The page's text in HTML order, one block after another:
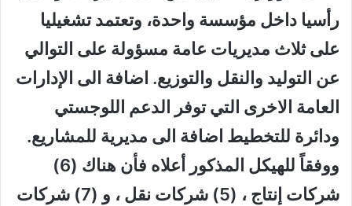
رأسيا داخل مؤسسة واحدة، وتعتمد تشغيليا
على ثلاث مديريات عامة مسؤولة على التوالي
عن التوليد والنقل والتوزيع. اضافة الى الإدارات
العامة الاخرى التي توفر الدعم اللوجستي
ودائرة للتخطيط اضافة الى مديرية للمشاريع.
ووفقاً للهيكل المذكور أعلاه فأن هناك (6)
شركات إنتاج ، (5) شركات نقل ، و (7) شركات